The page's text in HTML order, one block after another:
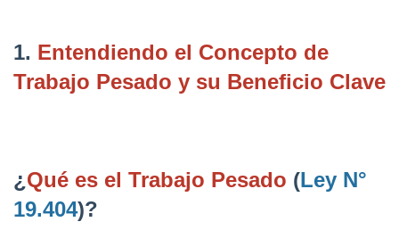
1. Entendiendo el Concepto de
Trabajo Pesado y su Beneficio Clave
¿ Qué es el Trabajo Pesado (Ley N°
19.404)?